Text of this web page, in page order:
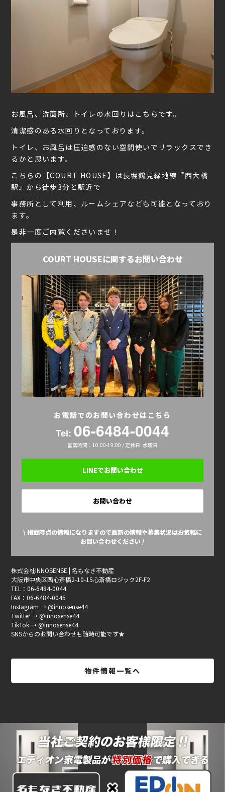
お風呂、洗面所、トイレの水回りはこちらです。
清潔感のある水回りとなっております。
トイレ、お風呂は圧迫感のない空間使いでリラックスでき
るかと思います。
こちらの【COURT HOUSE】は長堀鶴見緑地線『西大橋
駅』から徒歩3分と駅近で
事務所として利用、ルームシェアなども可能となっており
ます。
是非一度ご内覧くださいませ！
COURT HOUSEに関するお問い合わせ
お電話でのお問い合わせはこちら
Tel: 06-6484-0044
営業時間：10:00-19:00 / 定休日: 水曜日
LINEでお問い合わせ
お問い合わせ
\ 掲載時点の情報になりますので最新の情報や募集状況はお気軽に
お問い合わせください /
株式会社INNOSENSE | 名もなき不動産
大阪市中央区西心斎橋2-10-15心斎橋ロジック2F-F2
TEL：06-6484-0044
FAX：06-6484-0045
Instagram → @innosense44
Twitter → @innosense44
TikTok → @innosense44
SNSからのお問い合わせも随時可能です★
物件情報一覧へ